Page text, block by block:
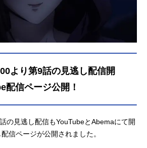
より第9話の見逃し配信開
信ページ公開！
の見逃し配信もYouTubeとAbemaにて開
信ページが公開されました。